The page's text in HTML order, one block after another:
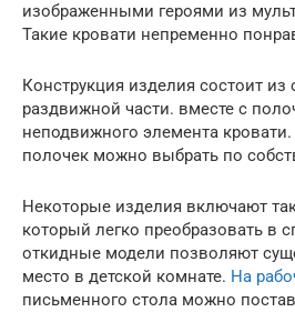
изображенными героями из
Такие кровати непременно
Конструкция изделия состоит из
раздвижной части. вместе с
неподвижного элемента
полочек можно выбрать по
Некоторые изделия включают
который легко преобразовать в
откидные модели позволяют
место в детской комнате. На
письменного стола можно